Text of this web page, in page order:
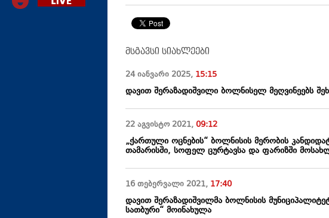
მსგავსი სიახლეები
24 იანვარი 2025, 15:15
დავით შერაზადიშვილი ბოლნისელ მეღვინეებს
22 აგვისტო2021, 09:12
„ქართული ოცნების“ ბოლნისის მერობის
თამარისში, სოფელ ცურტავსა და ფარიზში
16 თებერვალი 2021, 17:40
დავით შერაზადიშვილმა ბოლნისის
სათბური“ მოინახულა